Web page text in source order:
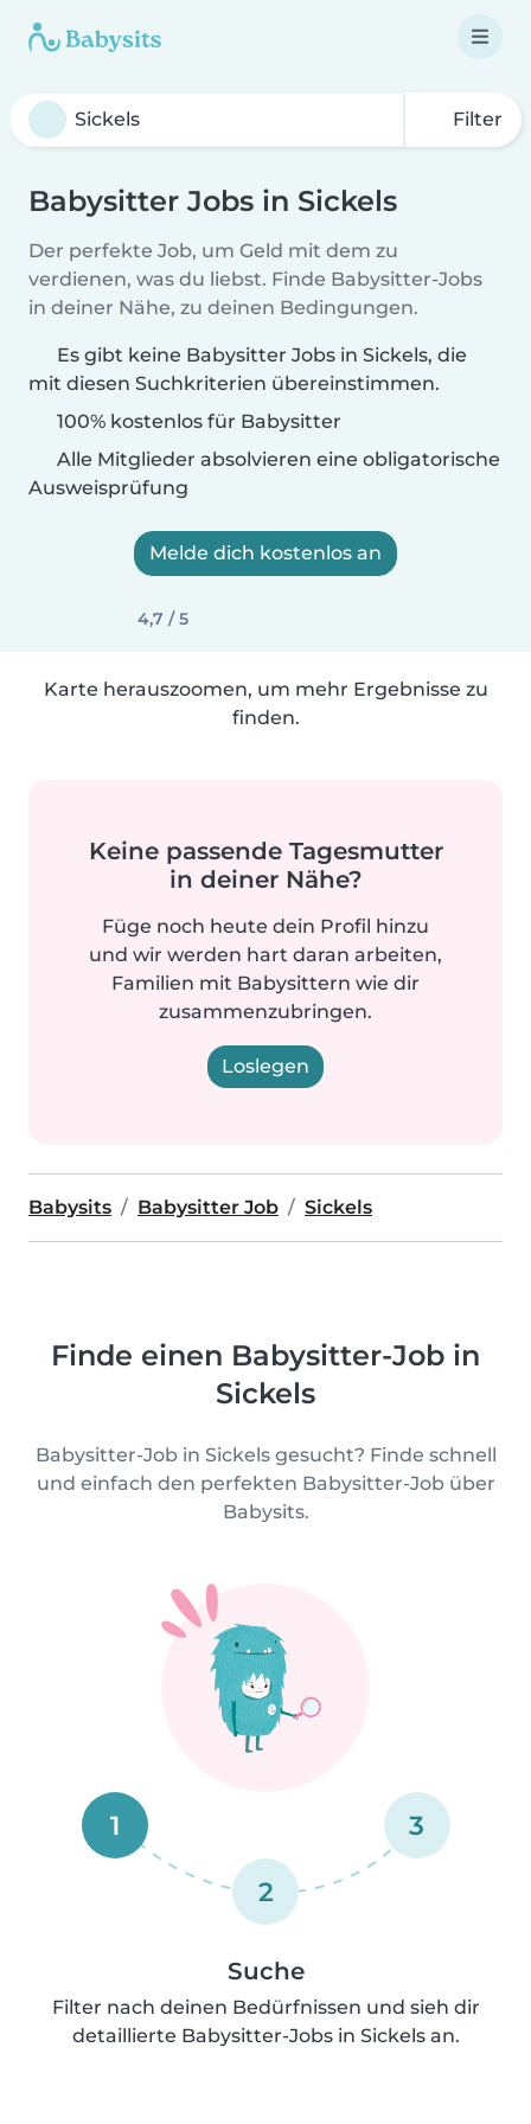
Filter
Babysitter Jobs in Sickels
Der perfekte Job, um Geld mit dem zu
verdienen, was du liebst. Finde Babysitter-Jobs
in deiner Nähe, zu deinen Bedingungen.
Es gibt keine Babysitter Jobs in Sickels, die
mit diesen Suchkriterien übereinstimmen.
100% kostenlos für Babysitter
Alle Mitglieder absolvieren eine obligatorische
Ausweisprüfung
Melde dich kostenlos an
4,7 / 5
Karte herauszoomen, um mehr Ergebnisse zu
finden.
Keine passende Tagesmutter
in deiner Nähe?
Füge noch heute dein Profil hinzu
und wir werden hart daran arbeiten,
Familien mit Babysittern wie dir
zusammenzubringen.
Loslegen
Babysits Babysitter Job Sickels
Finde einen Babysitter-Job in
Sickels
Babysitter-Job in Sickels gesucht? Finde schnell
und einfach den perfekten Babysitter-Job über
Babysits.
1
2
3
Suche
Filter nach deinen Bedürfnissen und sieh dir
detaillierte Babysitter-Jobs in Sickels an.